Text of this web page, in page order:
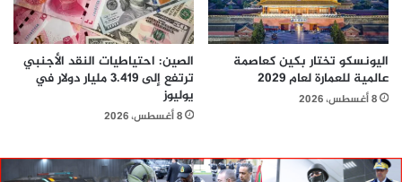
اليونسكو تختار بكين كعاصمة
عالمية للعمارة لعام 2029
8 أغسطس، 2026
الصين: احتياطيات النقد الأجنبي
ترتفع إلى 3.419 مليار دولار في
يوليوز
8 أغسطس، 2026